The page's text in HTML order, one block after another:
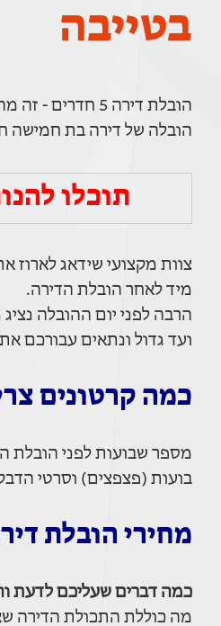
בטייבה
הובלת דירה 5 חדרים - זה מה שאנחנו יודעים לעשות! ומצויין!
הובלה של דירה בת חמישה
תוכלו
צוות מקצועי שידאג
מיד לאחר הובלת הדירה.
הרבה לפני יום ההובלה
ועד גדול ונתאים עבורכם
כמה קרטונים צריך
מספר שבועות לפני הובלת
בועות (פצפצים) וסרטי
מחירי הובלת דירה 5 חדרים
כמה דברים שעליכם לדעת
מה כוללת התכולת הדירה